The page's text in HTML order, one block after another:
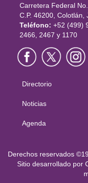
Carretera Federal No.
C.P. 46200, Colotlán,
Teléfono: +52 (499)
2466, 2467 y 1170
Menú
principal
Directorio
Noticias
Agenda
Derechos reservados
Sitio desarrollado por